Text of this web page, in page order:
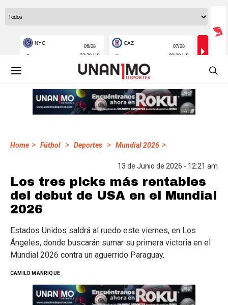
Home > Fútbol > Deportes > Mundial 2026 >
13 de Junio de 2026 - 12:21 am
Los tres picks más rentables
del debut de USA en el Mundial
2026
Estados Unidos saldrá al ruedo este viernes, en Los
Ángeles, donde buscarán sumar su primera victoria en el
Mundial 2026 contra un aguerrido Paraguay.
CAMILO MANRIQUE